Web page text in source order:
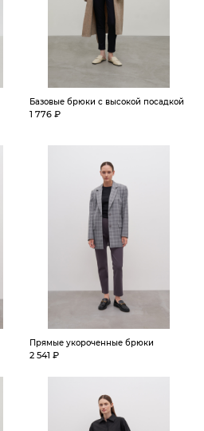
Базовые брюки с высокой посадкой
1 776 ₽
Прямые укороченные брюки
2 541 ₽